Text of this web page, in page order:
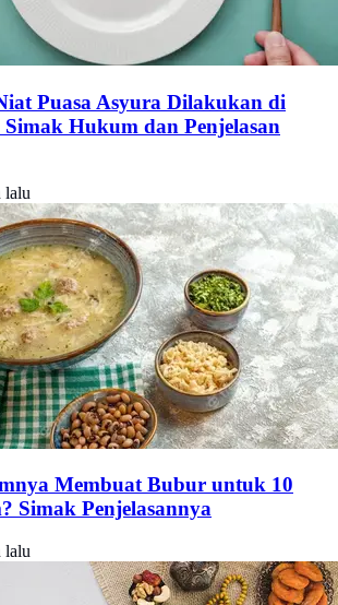
Puasa Asyura Dilakukan di
Hukum dan Penjelasan
lalu
Membuat Bubur untuk 10
Simak Penjelasannya
lalu